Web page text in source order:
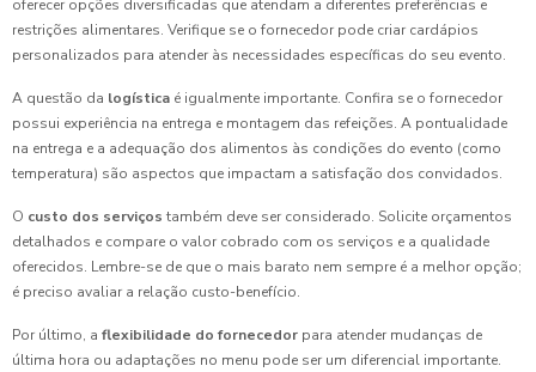
oferecer opções diversificadas que atendam a diferentes preferências e
restrições alimentares. Verifique se o fornecedor pode criar cardápios
personalizados para atender às necessidades específicas do seu evento.
A questão da logística é igualmente importante. Confira se o fornecedor
possui experiência na entrega e montagem das refeições. A pontualidade
na entrega e a adequação dos alimentos às condições do evento (como
temperatura) são aspectos que impactam a satisfação dos convidados.
O custo dos serviços também deve ser considerado. Solicite orçamentos
detalhados e compare o valor cobrado com os serviços e a qualidade
oferecidos. Lembre-se de que o mais barato nem sempre é a melhor opção;
é preciso avaliar a relação custo-benefício.
Por último, a flexibilidade do fornecedor para atender mudanças de
última hora ou adaptações no menu pode ser um diferencial importante.